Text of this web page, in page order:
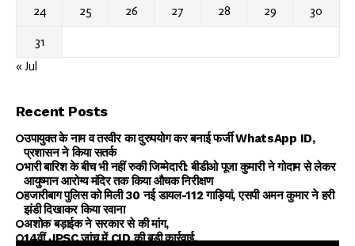
24 25 26 27 28 29 30
31
« Jul
Recent Posts
उपायुक्त के नाम व तस्वीर का दुरुपयोग कर बनाई फर्जी WhatsApp ID,
प्रशासन ने किया सतर्क
भारी बारिश के बीच भी नहीं रुकी जिम्मेदारी: बीडीओ पूजा कुमारी ने गोदाम से लेकर
आयुष्मान आरोग्य मंदिर तक किया औचक निरीक्षण
हजारीबाग पुलिस को मिली 30 नई डायल-112 गाड़ियां, एसपी अमन कुमार ने हरी
झंडी दिखाकर किया रवाना
अशोक बड़ाईक ने सरकार से की मांग,
14वीं JPSC जांच में CID की बड़ी कार्रवाई,